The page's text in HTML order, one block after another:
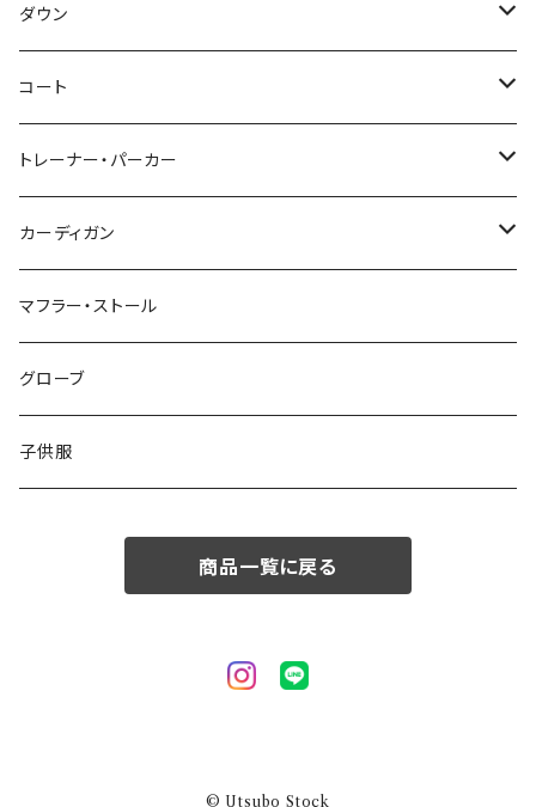
～44/S
46/M
48/L
50/XL～
ダウン
～44/S
46/M
48/L
50/XL～
コート
～44/S
46/M
48/L
50/XL～
トレーナー・パーカー
～44/S
46/M
48/L
50/XL～
カーディガン
～44/S
46/M
48/L
マフラー・ストール
グローブ
子供服
商品一覧に戻る
© Utsubo Stock